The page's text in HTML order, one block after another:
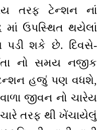
તરફ ટેન્શન નાં
માં ઉપસ્થિત થયેલાં
પડી શકે છે. દિવસે-
નો સમય નજીક
હજું પણ વધશે,
જીવન નો ચારેય
તરફ થી ખેંચાયેલું